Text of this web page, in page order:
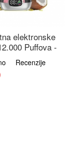
elektronske
Puffova -
Sladoled |
Recenzije